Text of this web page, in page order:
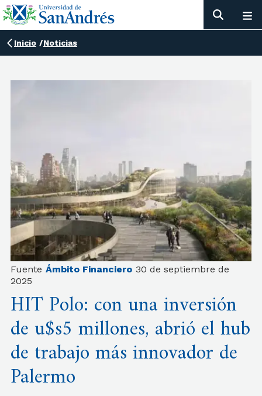
Inicio /Noticias
Fuente Ámbito Financiero 30 de septiembre de
2025
HIT Polo: con una inversión
de u$s5 millones, abrió el hub
de trabajo más innovador de
Palermo